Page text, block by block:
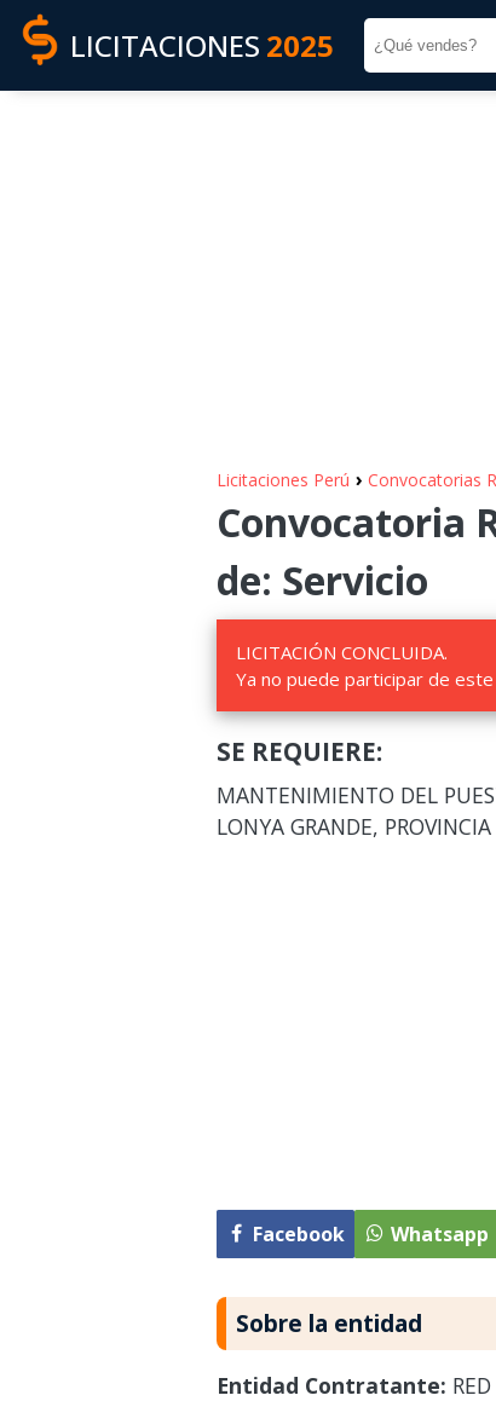
LICITACIONES 2025
Licitaciones Perú › Convocatorias
Convocatoria
de: Servicio
LICITACIÓN CONCLUIDA.
Ya no puede participar de este
SE REQUIERE:
MANTENIMIENTO DEL
LONYA GRANDE,
Facebook Whatsapp
Sobre la entidad
Entidad Contratante: